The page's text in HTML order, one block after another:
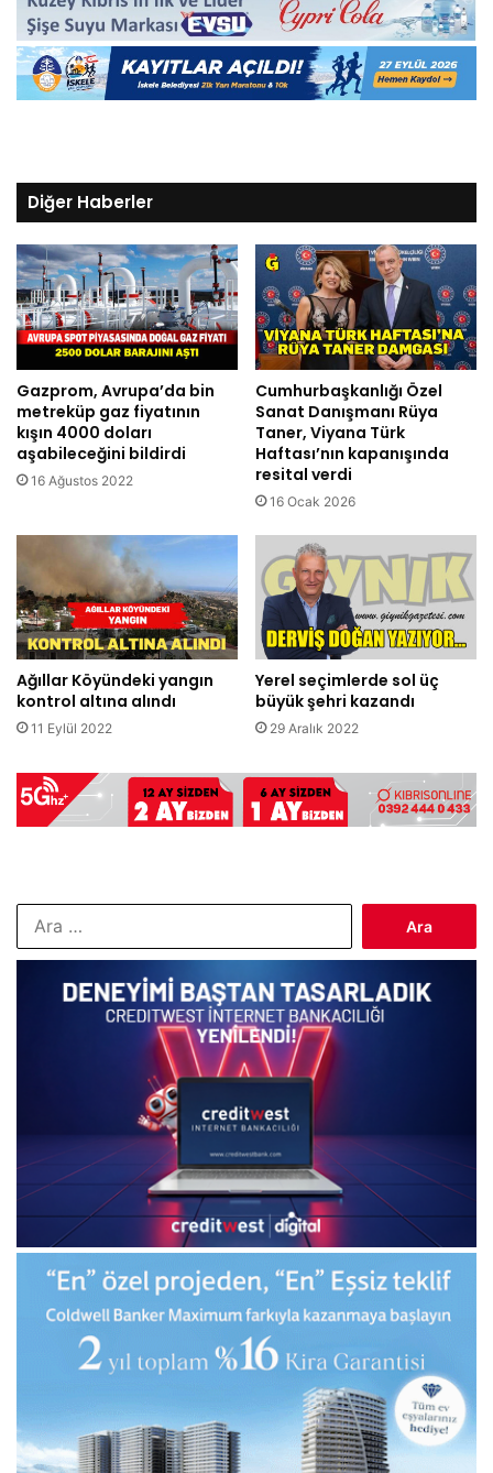
Diğer Haberler
Gazprom, Avrupa’da bin
metreküp gaz fiyatının
kışın 4000 doları
aşabileceğini bildirdi
16 Ağustos 2022
Cumhurbaşkanlığı Özel
Sanat Danışmanı Rüya
Taner, Viyana Türk
Haftası’nın kapanışında
resital verdi
16 Ocak 2026
Ağıllar Köyündeki yangın
kontrol altına alındı
11 Eylül 2022
Yerel seçimlerde sol üç
büyük şehri kazandı
29 Aralık 2022